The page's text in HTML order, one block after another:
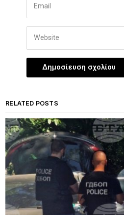
RELATED POSTS